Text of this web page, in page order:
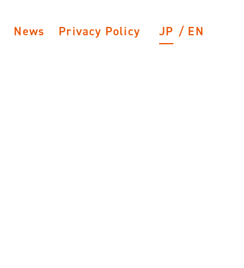
News Privacy Policy JP EN